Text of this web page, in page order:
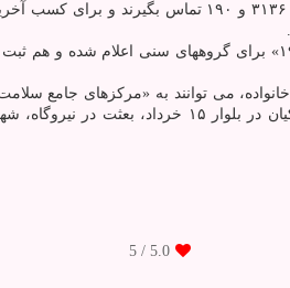
همه ایرانی ها می توانند به منظور تعیین زمان بندی و نوبت دهی «تزریق
می توانند به «مرکزهای
بلوار شهید کریمی (بنیاد)، فرقانی در انتهای شیخ
5.0
/ 5